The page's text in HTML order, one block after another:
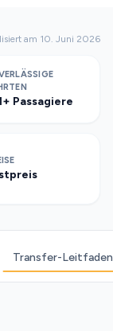
am 10. Juni 2026
Passagiere
Transfer-Leitfaden